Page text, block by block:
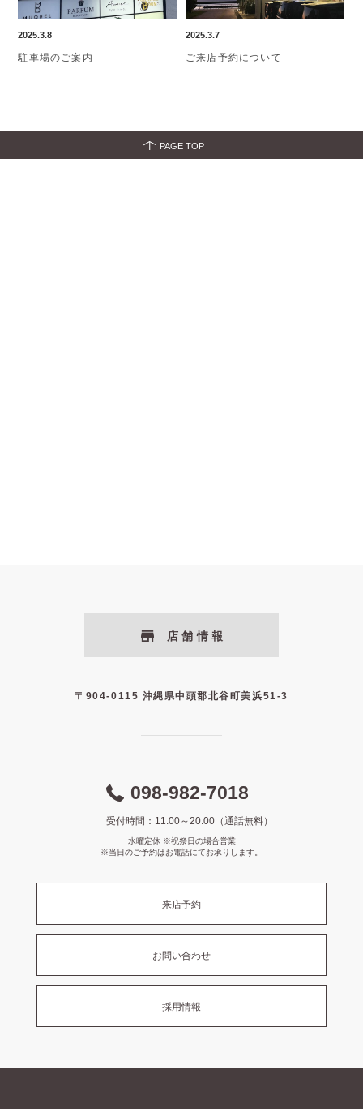
2025.3.8
駐車場のご案内
2025.3.7
ご来店予約について
PAGE TOP
店舗情報
〒904-0115 沖縄県中頭郡北谷町美浜51-3
098-982-7018
受付時間：11:00～20:00（通話無料）
水曜定休 ※祝祭日の場合営業
※当日のご予約はお電話にてお承りします。
来店予約
お問い合わせ
採用情報